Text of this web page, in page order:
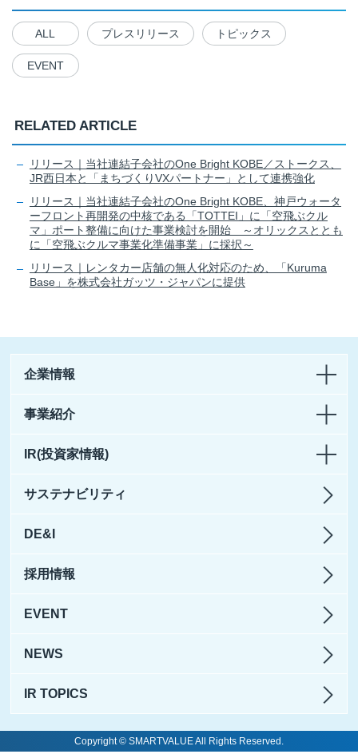
ALL プレスリリース トピックス
EVENT
RELATED ARTICLE
リリース｜当社連結子会社のOne Bright KOBE／ストークス、
JR西日本と「まちづくりVXパートナー」として連携強化
リリース｜当社連結子会社のOne Bright KOBE、神戸ウォータ
ーフロント再開発の中核である「TOTTEI」に「空飛ぶクル
マ」ポート整備に向けた事業検討を開始 ～オリックスととも
に「空飛ぶクルマ事業化準備事業」に採択～
リリース｜レンタカー店舗の無人化対応のため、「Kuruma
Base」を株式会社ガッツ・ジャパンに提供
企業情報
事業紹介
IR(投資家情報)
サステナビリティ
DE&I
採用情報
EVENT
NEWS
IR TOPICS
Copyright © SMARTVALUE All Rights Reserved.